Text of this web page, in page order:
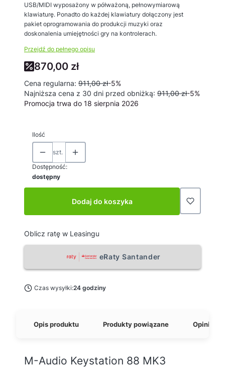
USB/MIDI wyposażony w półważoną, pełnowymiarową
klawiaturę. Ponadto do każdej klawiatury dołączony jest
pakiet oprogramowania do produkcji muzyki oraz
doskonalenia umiejętności gry na kontrolerach.
Przejdź do pełnego opisu
870,00 zł
Cena regularna: 911,00 zł-5%
Najniższa cena z 30 dni przed obniżką: 911,00 zł-5%
Promocja trwa do 18 sierpnia 2026
Ilość
szt.
Dostępność:
dostępny
Dodaj do koszyka
Oblicz ratę w Leasingu
eRaty Santander
Czas wysyłki:24 godziny
Opis produktu Produkty powiązane Opinie o
M-Audio Keystation 88 MK3